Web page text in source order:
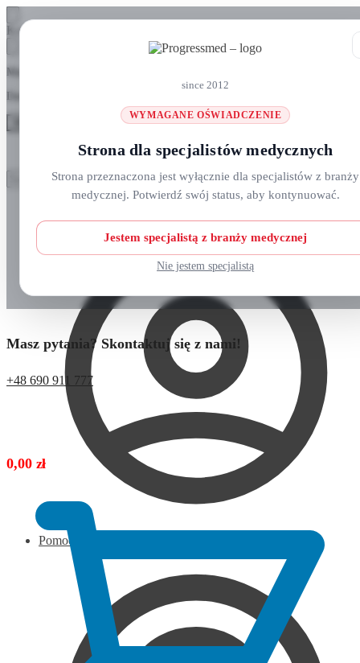
since 2012
WYMAGANE OŚWIADCZENIE
Strona dla specjalistów medycznych
Strona przeznaczona jest wyłącznie dla specjalistów z branży
medycznej. Potwierdź swój status, aby kontynuować.
Jestem specjalistą z branży medycznej
Nie jestem specjalistą
Skip
navigation
Skip
content
Koszyk
Masz pytania? Zadzwoń do nas: +48 690 911 777
Szukaj
Pomoc
Szukaj
O nas
Kursy i wydarzenia
Masz pytania? Skontaktuj się z nami!
+48 690 911 777
0,00 zł